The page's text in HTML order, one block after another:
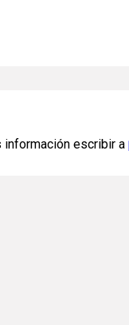
información escribir a